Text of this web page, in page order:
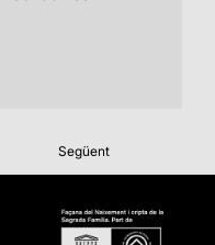
Següent